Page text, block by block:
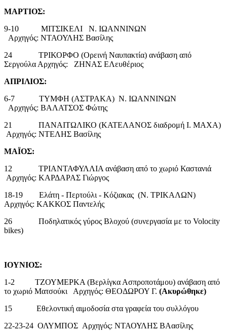
ΜΑΡΤΙΟΣ:
9-10 ΜΙΤΣΙΚΕΛΙ Ν. ΙΩΑΝΝΙΝΩΝ
Αρχηγός: ΝΤΑΟΥΛΗΣ Βασίλης
24 ΤΡΙΚΟΡΦΟ (Ορεινή Ναυπακτία) ανάβαση από
Σεργούλα Αρχηγός: ΖΗΝΑΣ ΕΛευθέριος
ΑΠΡΙΛΙΟΣ:
6-7 ΤΥΜΦΗ (ΑΣΤΡΑΚΑ) Ν. ΙΩΑΝΝΙΝΩΝ
Αρχηγός: ΒΑΛΑΤΣΟΣ Φώτης
21 ΠΑΝΑΙΤΩΛΙΚΟ (ΚΑΤΕΛΑΝΟΣ διαδρομή Ι. ΜΑΧΑ)
Αρχηγός: ΝΤΕΛΗΣ Βασίλης
ΜΑΪΟΣ:
12 ΤΡΙΑΝΤΑΦΥΛΛΙΑ ανάβαση από το χωριό Καστανιά
Αρχηγός: ΚΑΡΔΑΡΑΣ Γιώργος
18-19 Ελάτη - Περτούλι - Κόζιακας (Ν. ΤΡΙΚΑΛΩΝ)
Αρχηγός: ΚΑΚΚΟΣ Παντελής
26 Ποδηλατικός γύρος Βλοχού (συνεργασία με το Volocity
bikes)
ΙΟΥΝΙΟΣ:
1-2 ΤΖΟΥΜΕΡΚΑ (Βερλίγκα Ασπροποτάμου) ανάβαση από
το χωριό Ματσούκι Αρχηγός: ΘΕΟΔΩΡΟΥ Γ. (Ακυρώθηκε)
15 Εθελοντική αιμοδοσία στα γραφεία του συλλόγου
22-23-24 ΟΛΥΜΠΟΣ Αρχηγός: ΝΤΑΟΥΛΗΣ ΒΑασίλης